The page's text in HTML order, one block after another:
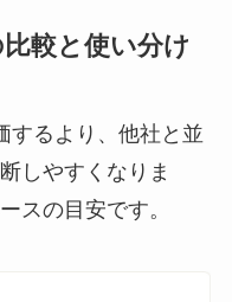
較と使い分け
するより、他社と並
しやすくなりま
スの目安です。